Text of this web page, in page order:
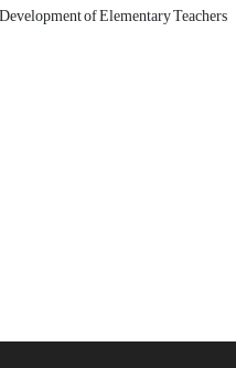
of Elementary Teachers